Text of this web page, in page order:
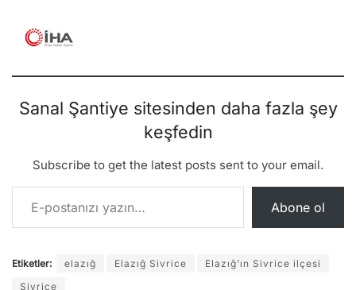
Sanal Şantiye sitesinden daha fazla şey
keşfedin
Subscribe to get the latest posts sent to your email.
E-postanızı yazın…
Abone ol
Etiketler: elazığ Elazığ Sivrice
Elazığ’ın Sivrice ilçesi
Sivrice